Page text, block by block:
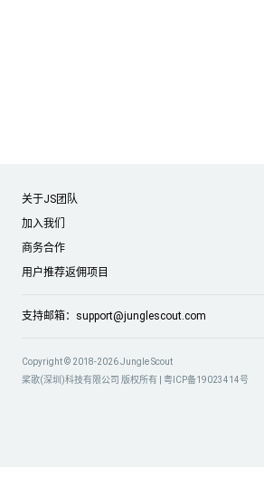
关于JS团队
加入我们
商务合作
用户推荐返佣项目
支持邮箱： support@junglescout.com
Copyright © 2018-2026 Jungle Scout
桨歌(深圳)科技有限公司 版权所有 | 粤ICP备19023414号